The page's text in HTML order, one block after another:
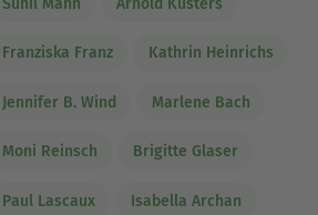
Franziska Franz Kathrin Heinrichs
Jennifer B. Wind Marlene Bach
Moni Reinsch Brigitte Glaser
Paul Lascaux Isabella Archan